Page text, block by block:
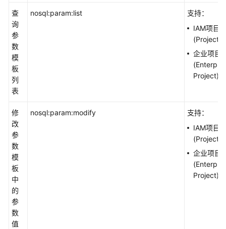
查
询
参
数
模
板
列
表
nosql:param:list
支持：
IAM项目
(Project)
企业项目
Project)
修
改
参
数
模
板
中
的
参
数
值
nosql:param:modify
支持：
IAM项目
(Project)
企业项目
Project)